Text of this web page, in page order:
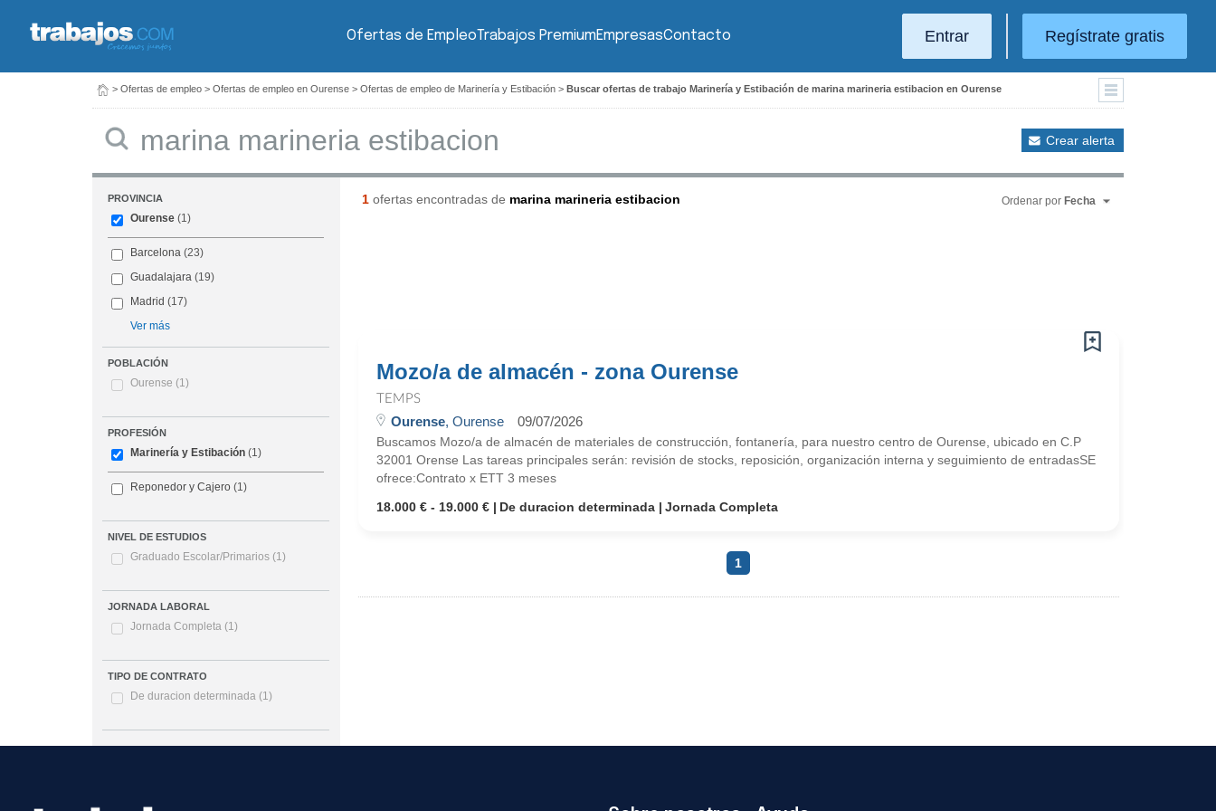
Ofertas de EmpleoTrabajos PremiumEmpresasContacto Entrar Regístrate gratis
> Ofertas de empleo > Ofertas de empleo en Ourense > Ofertas de empleo de Marinería y Estibación > Buscar ofertas de trabajo Marinería y Estibación de marina marineria estibacion en Ourense
Crear alerta
PROVINCIA
Ourense (1)
Barcelona (23)
Guadalajara (19)
Madrid (17)
Ver más
POBLACIÓN
Ourense (1)
PROFESIÓN
Marinería y Estibación (1)
Reponedor y Cajero (1)
NIVEL DE ESTUDIOS
Graduado Escolar/Primarios (1)
JORNADA LABORAL
Jornada Completa (1)
TIPO DE CONTRATO
De duracion determinada (1)
1ofertas encontradas de marina marineria estibacion Ordenar por Fecha
Mozo/a de almacén - zona Ourense
TEMPS
Ourense, Ourense 09/07/2026
Buscamos Mozo/a de almacén de materiales de construcción, fontanería, para nuestro centro de Ourense, ubicado en C.P
32001 Orense Las tareas principales serán: revisión de stocks, reposición, organización interna y seguimiento de entradasSE
ofrece:Contrato x ETT 3 meses
18.000 € - 19.000 €
De duracion determinada Jornada Completa
1